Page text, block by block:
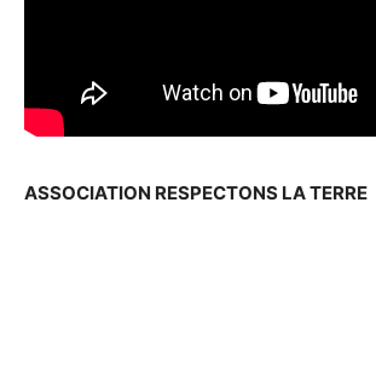
ASSOCIATION RESPECTONS LA TERRE